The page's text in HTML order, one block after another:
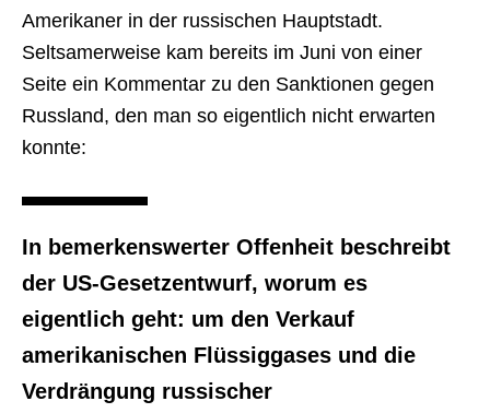
Amerikaner in der russischen Hauptstadt.
Seltsamerweise kam bereits im Juni von einer
Seite ein Kommentar zu den Sanktionen gegen
Russland, den man so eigentlich nicht erwarten
konnte:
In bemerkenswerter Offenheit beschreibt
der US-Gesetzentwurf, worum es
eigentlich geht: um den Verkauf
amerikanischen Flüssiggases und die
Verdrängung russischer